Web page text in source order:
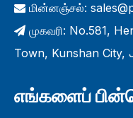
 மின்னஞ்சல்:
 முகவரி: No.581,
Town, Kunshan City,
எங்களைப்